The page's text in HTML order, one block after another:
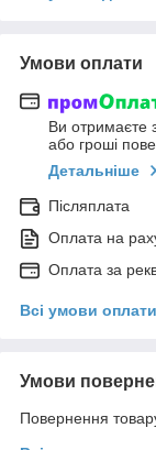
Умови оплати
Ви отримаєте
або гроші
Детальніше
Післяплата
Оплата на
Оплата за
Всі умови оплати
Умови
Повернення